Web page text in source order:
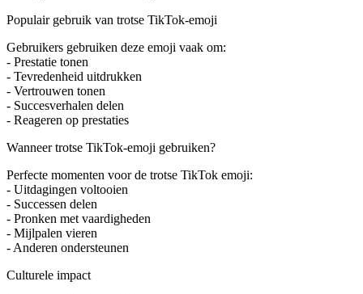
Populair gebruik van trotse TikTok-emoji
Gebruikers gebruiken deze emoji vaak om:
- Prestatie tonen
- Tevredenheid uitdrukken
- Vertrouwen tonen
- Succesverhalen delen
- Reageren op prestaties
Wanneer trotse TikTok-emoji gebruiken?
Perfecte momenten voor de trotse TikTok emoji:
- Uitdagingen voltooien
- Successen delen
- Pronken met vaardigheden
- Mijlpalen vieren
- Anderen ondersteunen
Culturele impact